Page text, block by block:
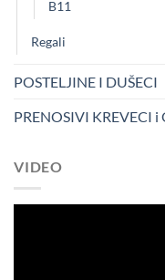
B11
Regali
POSTELJINE I DUŠECI
PRENOSIVI KREVECI i
VIDEO